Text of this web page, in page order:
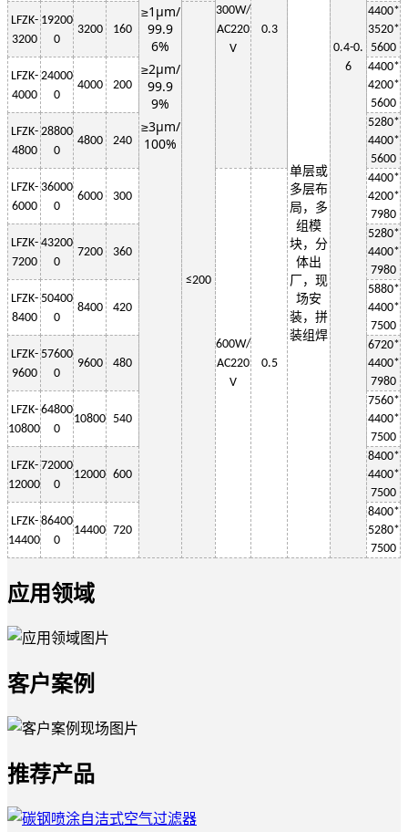
≥1μm/
99.9
6%
≥2μm/
99.9
9%
≥3μm/
100%
0.4-0.
6
300W/
AC220
V
0.3
单层或
多层布
局，多
组模
块，分
体出
厂，现
场安
装，拼
装组焊
LFZK-
3200
19200
0
3200 160
≤200
4400*
3520*
5600
LFZK-
4000
24000
0
4000 200
4400*
4200*
5600
LFZK-
4800
28800
0
4800 240
5280*
4400*
5600
LFZK-
6000
36000
0
6000 300
600W/
AC220
V
0.5
4400*
4200*
7980
LFZK-
7200
43200
0
7200 360
5280*
4400*
7980
LFZK-
8400
50400
0
8400 420
5880*
4400*
7500
LFZK-
9600
57600
0
9600 480
6720*
4400*
7980
LFZK-
10800
64800
0
10800 540
7560*
4400*
7500
LFZK-
12000
72000
0
12000 600
8400*
4400*
7500
LFZK-
14400
86400
0
14400 720
8400*
5280*
7500
应用领域
客户案例
推荐产品